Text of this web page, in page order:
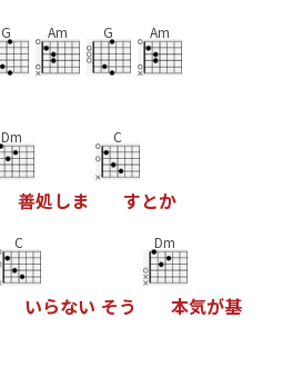
G Am G Am
Dm
善処しま
C
すとか
C
いらない そう
Dm
本気が基